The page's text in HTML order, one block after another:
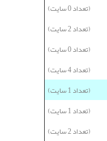
(تعداد 0 سایت)
(تعداد 2 سایت)
(تعداد 0 سایت)
(تعداد 4 سایت)
(تعداد 1 سایت)
(تعداد 1 سایت)
(تعداد 2 سایت)